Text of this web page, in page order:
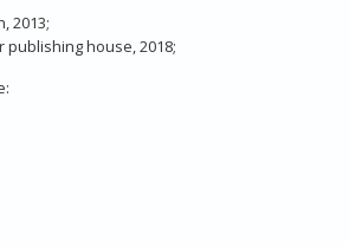
2013;
house, 2018;